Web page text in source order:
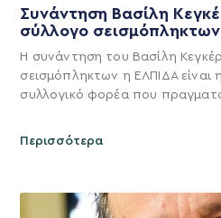
Συνάντηση Βασίλη
σύλλογο
Η συνάντηση του Βασίλη
σεισμόπληκτων η ΕΛΠΙΔΑ
συλλογικό φορέα που
Περισσότερα